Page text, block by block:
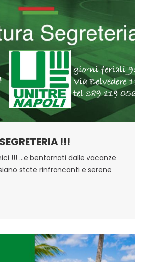
!!!
!!! …e bentornati dalle vacanze
state rinfrancanti e serene